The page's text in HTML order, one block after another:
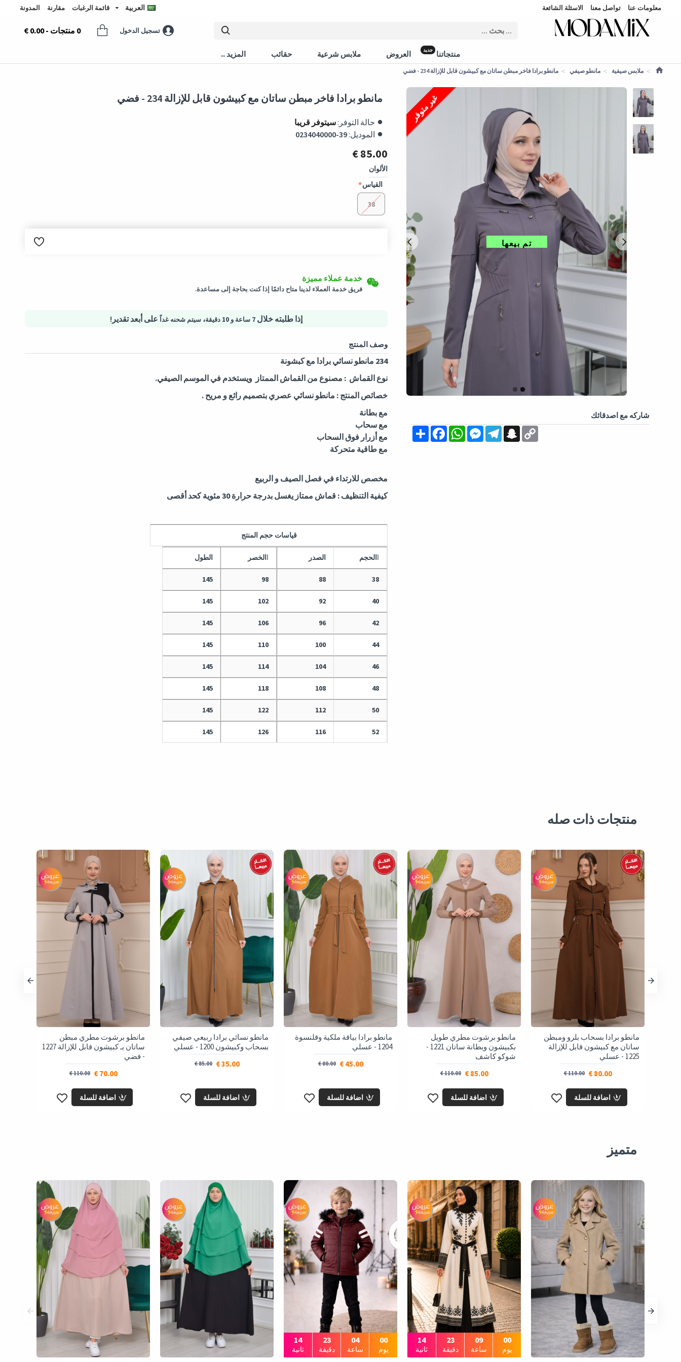
معلومات عنا تواصل معنا الاسئلة الشائعة العربية قائمة الرغبات مقارنة المدونة
تسجيل الدخول 0 منتجات - 0.00 €
منتجاتنا جديد العروض ملابس شرعية حقائب المزيد ..
ملابس صيفية مانطو صيفي مانطو برادا فاخر مبطن ساتان مع كبيشون قابل للإزالة 234 - فضي
تم بيعها
غير متوفر
شاركه مع اصدقائك
Share
FacebookWhatsApp
MessengerTelegramSnapchat Copy
Link
مانطو برادا فاخر مبطن ساتان مع كبيشون قابل للإزالة 234 - فضي
إذا طلبته خلال 7 ساعة و 10 دقيقة ، سيتم شحنه غداً على أبعد تقدير!
وصف المنتج
234 مانطو نسائي برادا مع كبشونة
نوع القماش : مصنوع من القماش الممتاز ويستخدم في الموسم الصيفي.
خصائص المنتج : مانطو نسائي عصري بتصميم رائع و مريح .
مع بطانة
مع سحاب
مع أزرار فوق السحاب
مع طاقية متحركة
مخصص للارتداء في فصل الصيف و الربيع
كيفية التنظيف : قماش ممتاز يغسل بدرجة حرارة 30 مئوية كحد أقصى
قياسات حجم المنتج
االحجم الصدر االخصر الطول
38
88
98
145
40
92
102
145
42
96
106
145
44
100
110
145
46
104
114
145
48
108
118
145
50
112
122
145
52
116
126
145
حالة التوفر:سيتوفر قريبا
الموديل:0234040000-39
85.00 €
الألوان
القياس
38
التسوق الأمن
خيارات الدفع الآمنة - تأمين الخصوصية خدمات لوجستية آمنة - حماية المشتريات
منتجات ذات صله
مانطو برادا بسحاب بلرو ومبطن
ساتان مع كبيشون قابل للإزالة
1225 - عسلي
80.00 €
110.00 €
اضافة للسلة
مانطو برشوت مطري طويل
بكبيشون وبطانة ساتان 1221 -
شوكو كاشف
85.00 €
110.00 €
اضافة للسلة
مانطو برادا بياقة ملكية وقلنسوة
1204 - عسلي
45.00 €
80.00 €
اضافة للسلة
مانطو نسائي برادا ربيعي صيفي
بسحاب وكبيشون 1200 - عسلي
35.00 €
85.00 €
اضافة للسلة
مانطو برشوت مطري مبطن
ساتان بـ كبيشون قابل للإزالة 1227
- فضي
70.00 €
110.00 €
اضافة للسلة
متميز
00
يوم
09
ساعة
23
دقيقة
13
ثانية
00
يوم
04
ساعة
23
دقيقة
13
ثانية